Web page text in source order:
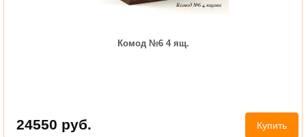
Комод №6 4 ящ.
24550 руб. Купить